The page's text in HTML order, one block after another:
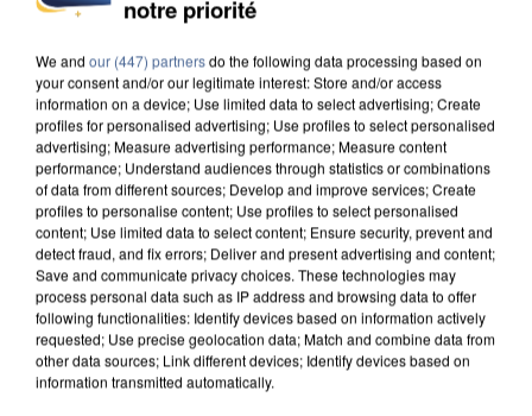
notre priorité
We and our (447) partnersdo the following data processing based on
your consent and/or our legitimate interest: Store and/or access
information on a device; Use limited data to select advertising; Create
profiles for personalised advertising; Use profiles to select personalised
advertising; Measure advertising performance; Measure content
performance; Understand audiences through statistics or combinations
of data from different sources; Develop and improve services; Create
profiles to personalise content; Use profiles to select personalised
content; Use limited data to select content; Ensure security, prevent and
detect fraud, and fix errors; Deliver and present advertising and content;
Save and communicate privacy choices. These technologies may
process personal data such as IP address and browsing data to offer
following functionalities: Identify devices based on information actively
requested; Use precise geolocation data; Match and combine data from
other data sources; Link different devices; Identify devices based on
information transmitted automatically.